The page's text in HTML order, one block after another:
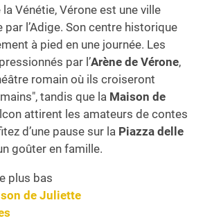
la Vénétie, Vérone est une ville
l’Adige. Son centre historique
à pied en une journée. Les
par l’Arène de Vérone,
romain où ils croiseront
tandis que la Maison de
attirent les amateurs de contes
d’une pause sur la Piazza delle
goûter en famille.
plus bas
de Juliette